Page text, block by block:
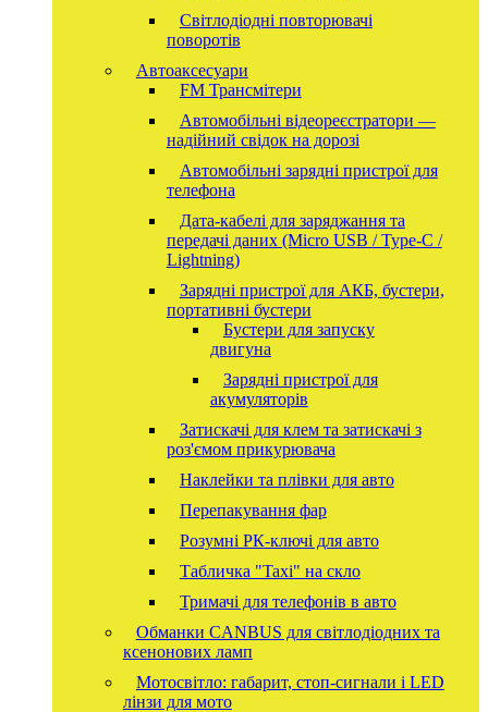
Світлодіодні повторювачі
поворотів
Автоаксесуари
FM Трансмітери
Автомобільні відеореєстратори —
надійний свідок на дорозі
Автомобільні зарядні пристрої для
телефона
Дата-кабелі для заряджання та
передачі даних (Micro USB / Type-C /
Lightning)
Зарядні пристрої для АКБ, бустери,
портативні бустери
Бустери для запуску
двигуна
Зарядні пристрої для
акумуляторів
Затискачі для клем та затискачі з
роз'ємом прикурювача
Наклейки та плівки для авто
Перепакування фар
Розумні РК-ключі для авто
Табличка "Taxi" на скло
Тримачі для телефонів в авто
Обманки CANBUS для світлодіодних та
ксенонових ламп
Мотосвітло: габарит, стоп-сигнали і LED
лінзи для мото